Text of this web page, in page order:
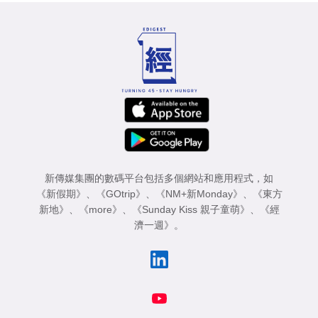
新傳媒集團的數碼平台包括多個網站和應用程式，如
《新假期》 、 《GOtrip》 、 《NM+新Monday》 、
《東方
新地》 、 《more》 、 《Sunday Kiss 親子童萌》 、
《經
濟一週》 。